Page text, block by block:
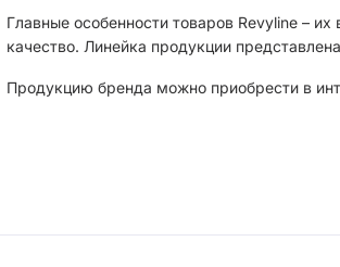
Главные особенности товаров Revyline –
качество. Линейка продукции
Продукцию бренда можно приобрести в